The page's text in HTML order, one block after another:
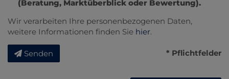
(Beratung, Marktüberblick oder Bewertung).
Wir verarbeiten Ihre personenbezogenen Daten,
weitere Informationen finden Sie hier.
Senden * Pflichtfelder